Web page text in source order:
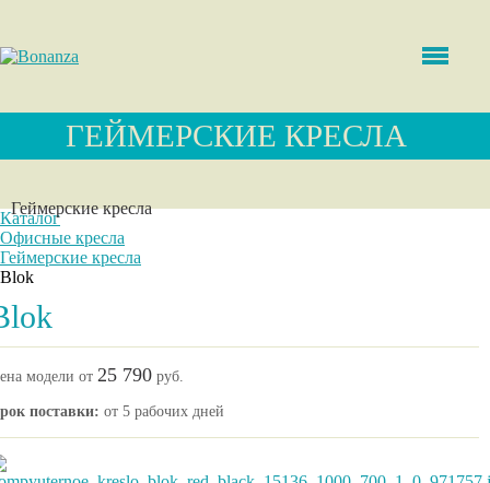
ГЕЙМЕРСКИЕ КРЕСЛА
Геймерские кресла
Каталог
Офисные кресла
Геймерские кресла
Blok
модели от 25 790 руб.
поставки: от 5 рабочих дней